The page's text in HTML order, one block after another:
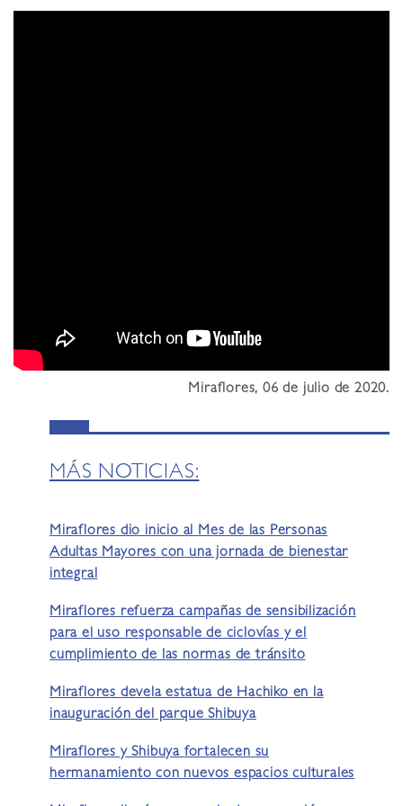
Miraflores, 06 de julio de 2020.
MÁS NOTICIAS:
Miraflores dio inicio al Mes de las Personas
Adultas Mayores con una jornada de bienestar
integral
Miraflores refuerza campañas de sensibilización
para el uso responsable de ciclovías y el
cumplimiento de las normas de tránsito
Miraflores devela estatua de Hachiko en la
inauguración del parque Shibuya
Miraflores y Shibuya fortalecen su
hermanamiento con nuevos espacios culturales